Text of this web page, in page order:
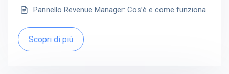
Pannello Revenue Manager: Cos’è e come funziona
Scopri di più